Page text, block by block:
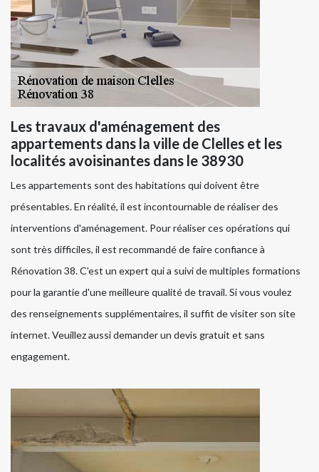
Les travaux d'aménagement des
appartements dans la ville de Clelles et les
localités avoisinantes dans le 38930
Les appartements sont des habitations qui doivent être
présentables. En réalité, il est incontournable de réaliser des
interventions d'aménagement. Pour réaliser ces opérations qui
sont très difficiles, il est recommandé de faire confiance à
Rénovation 38. C'est un expert qui a suivi de multiples formations
pour la garantie d'une meilleure qualité de travail. Si vous voulez
des renseignements supplémentaires, il suffit de visiter son site
internet. Veuillez aussi demander un devis gratuit et sans
engagement.